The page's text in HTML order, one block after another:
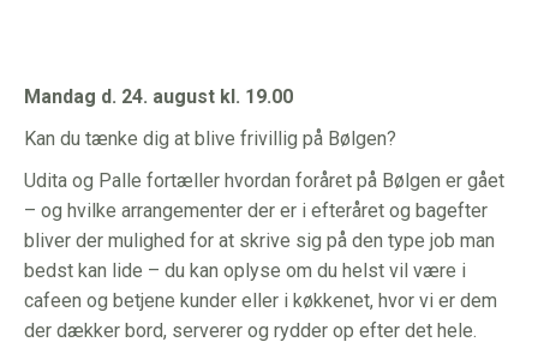
Mandag d. 24. august kl. 19.00
Kan du tænke dig at blive frivillig på Bølgen?
Udita og Palle fortæller hvordan foråret på Bølgen er gået
– og hvilke arrangementer der er i efteråret og bagefter
bliver der mulighed for at skrive sig på den type job man
bedst kan lide – du kan oplyse om du helst vil være i
cafeen og betjene kunder eller i køkkenet, hvor vi er dem
der dækker bord, serverer og rydder op efter det hele.